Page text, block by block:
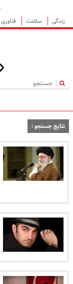
زندگی
سلامت فناوری
|
نتایج جستجو :